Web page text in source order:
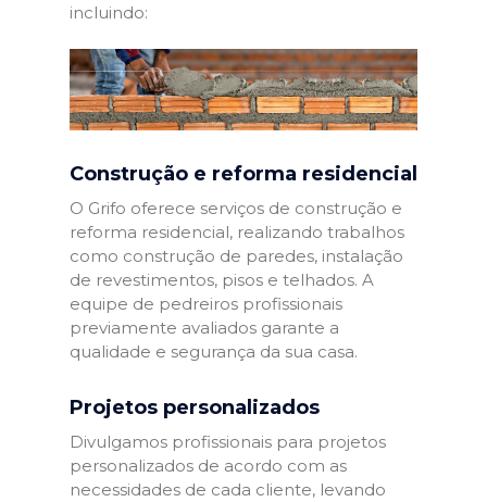
incluindo:
Construção e reforma residencial
O Grifo oferece serviços de construção e
reforma residencial, realizando trabalhos
como construção de paredes, instalação
de revestimentos, pisos e telhados. A
equipe de pedreiros profissionais
previamente avaliados garante a
qualidade e segurança da sua casa.
Projetos personalizados
Divulgamos profissionais para projetos
personalizados de acordo com as
necessidades de cada cliente, levando